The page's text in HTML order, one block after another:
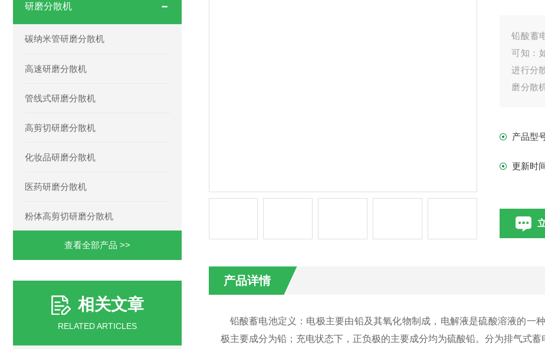
研磨分散机
碳纳米管研磨分散机
高速研磨分散机
管线式研磨分散机
高剪切研磨分散机
化妆品研磨分散机
医药研磨分散机
粉体高剪切研磨分散机
查看全部产品 >>
相关文章
RELATED ARTICLES
铅酸蓄
可知：
进行分
磨分散
产品型
更新时
产品详情
铅酸蓄电池定义：电极主要由铅及其氧化物制成，电解液是硫酸溶液的一
极主要成分为铅；充电状态下，正负极的主要成分均为硫酸铅。分为排气式蓄